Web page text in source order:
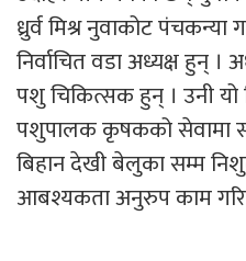
ध्रुर्व मिश्र नुवाकोट
निर्वाचित वडा अध्यक्ष हुन् ।
पशु चिकित्सक हुन् । उनी यो
पशुपालक कृषकको सेवामा
बिहान देखी बेलुका सम्म
आबश्यकता अनुरुप काम